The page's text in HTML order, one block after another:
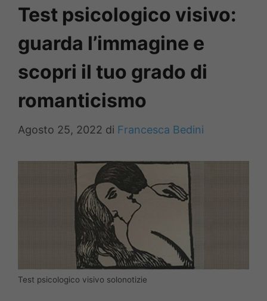
Test psicologico visivo:
guarda l’immagine e
scopri il tuo grado di
romanticismo
Agosto 25, 2022 di Francesca Bedini
Test psicologico visivo solonotizie